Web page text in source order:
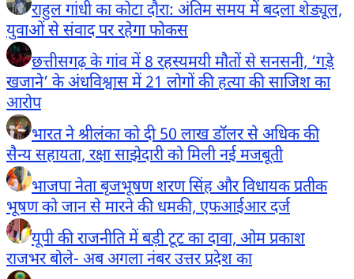
राहुल गांधी का कोटा दौरा: अंतिम समय में बदला शेड्यूल,
युवाओं से संवाद पर रहेगा फोकस
छत्तीसगढ़ के गांव में 8 रहस्यमयी मौतों से सनसनी, ‘गड़े
खजाने’ के अंधविश्वास में 21 लोगों की हत्या की साजिश का
आरोप
भारत ने श्रीलंका को दी 50 लाख डॉलर से अधिक की
सैन्य सहायता, रक्षा साझेदारी को मिली नई मजबूती
भाजपा नेता बृजभूषण शरण सिंह और विधायक प्रतीक
भूषण को जान से मारने की धमकी, एफआईआर दर्ज
यूपी की राजनीति में बड़ी टूट का दावा, ओम प्रकाश
राजभर बोले- अब अगला नंबर उत्तर प्रदेश का